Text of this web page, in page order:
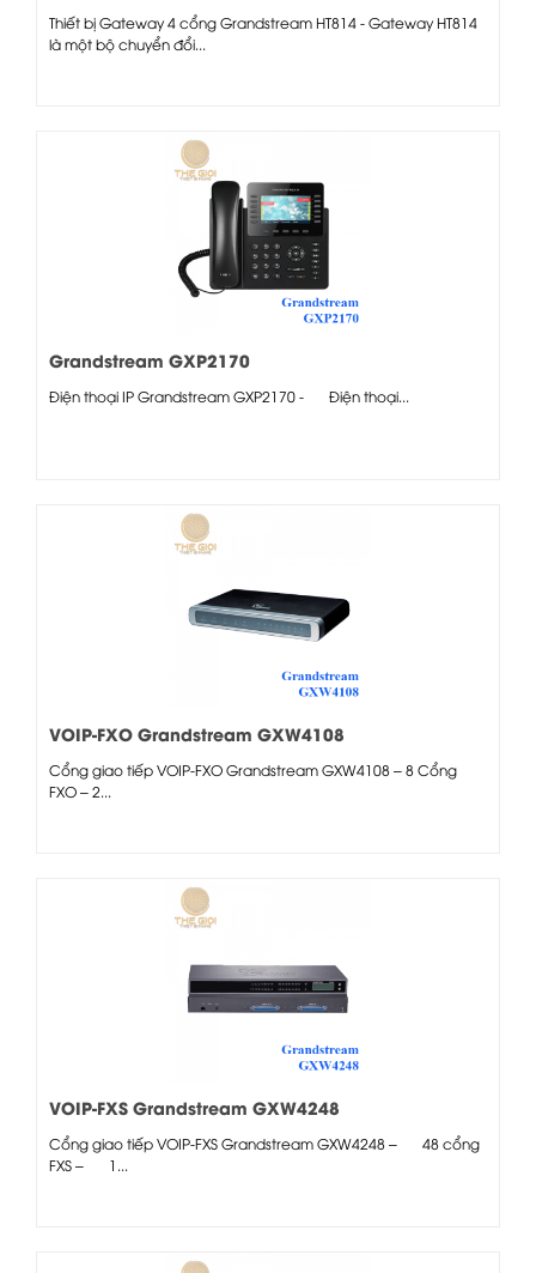
Thiết bị Gateway 4 cổng Grandstream HT814 - ​Gateway HT814
là một bộ chuyển đổi...
Grandstream GXP2170
Điện thoại IP Grandstream GXP2170 - Điện thoại...
VOIP-FXO Grandstream GXW4108
Cổng giao tiếp VOIP-FXO Grandstream GXW4108 – 8 Cổng
FXO – 2...
VOIP-FXS Grandstream GXW4248
Cổng giao tiếp VOIP-FXS Grandstream GXW4248 – 48 cổng
FXS – 1...